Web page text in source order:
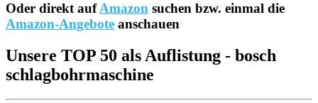
Oder direkt aufAmazon suchen bzw. einmal die
Amazon-Angebote anschauen
Unsere TOP 50 als Auflistung - bosch
schlagbohrmaschine